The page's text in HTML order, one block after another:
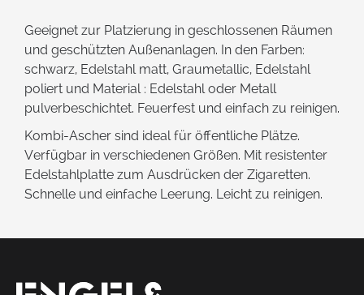
Geeignet zur Platzierung in geschlossenen Räumen
und geschützten Außenanlagen. In den Farben:
schwarz, Edelstahl matt, Graumetallic, Edelstahl
poliert und Material : Edelstahl oder Metall
pulverbeschichtet. Feuerfest und einfach zu reinigen.
Kombi-Ascher sind ideal für öffentliche Plätze.
Verfügbar in verschiedenen Größen. Mit resistenter
Edelstahlplatte zum Ausdrücken der Zigaretten.
Schnelle und einfache Leerung. Leicht zu reinigen.